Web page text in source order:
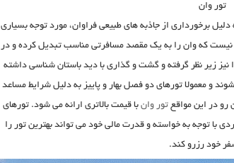
تور وان
برخورداری از جاذبه های طبیعی فراوان، مورد توجه بسیاری
نیست که وان را به یک مقصد مسافرتی مناسب تبدیل کرده و در
نیز زیر نظر گرفته و گشت و گذاری با دید باستان شناسی داشته
و معمولا تورهای دو فصل بهار و پاییز به دلیل شرایط مساعد
رو در این مواقعتور وان با قیمت بالاتری ارائه می شود. تورهای
با توجه به خواسته و قدرت مالی خود می تواند بهترین تور را
خود رزرو کند.